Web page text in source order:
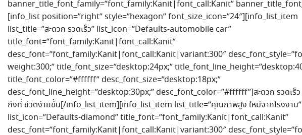
banner_title_font_family=”font_family:Kanit|font_call:Kanit”
[info_list position=”right” style=”hexagon” font_size_icon=”24″][info_list_item
list_title=”สะดวก รวดเร็ว” list_icon=”Defaults-automobile car”
title_font=”font_family:Kanit|font_call:Kanit”
desc_font=”font_family:Kanit|font_call:Kanit|variant:300″
weight:300;” title_font_size=”desktop:24px;”
title_font_color=”#ffffff” desc_font_size=”desktop:18px;”
desc_font_line_height=”desktop:30px;” desc_font_color=”#ffffff”]สะดวก รวดเร็ว
ถึงที่ ชีวิตง่ายขึ้น[/info_list_item][info_list_item list_title=”คุณภาพสูง ใหม่จากโรงงาน”
list_icon=”Defaults-diamond” title_font=”font_family:Kanit|font_call:Kanit”
desc_font=”font_family:Kanit|font_call:Kanit|variant:300″